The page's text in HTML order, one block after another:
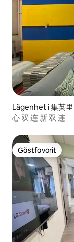
Lägenhet i 集英里
心 双 连 新 双 连
Gästfavorit
Gästfavorit